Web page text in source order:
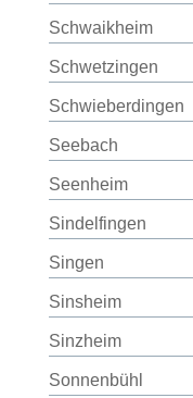
Schwaikheim
Schwetzingen
Schwieberdingen
Seebach
Seenheim
Sindelfingen
Singen
Sinsheim
Sinzheim
Sonnenbühl